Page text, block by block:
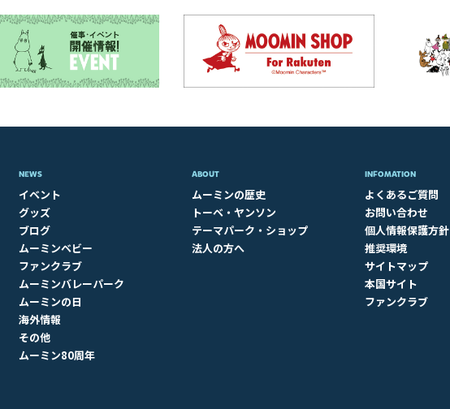
NEWS
イベント
グッズ
ブログ
ムーミンベビー
ファンクラブ
ムーミンバレーパーク
ムーミンの日
海外情報
その他
ムーミン80周年
ABOUT​
ムーミンの歴史
トーベ・ヤンソン
テーマパーク・ショップ
法人の方へ
INFOMATION
よくあるご質問
お問い合わせ
個人情報保護方針
推奨環境
サイトマップ
本国サイト
ファンクラブ